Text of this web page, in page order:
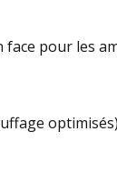
pour les